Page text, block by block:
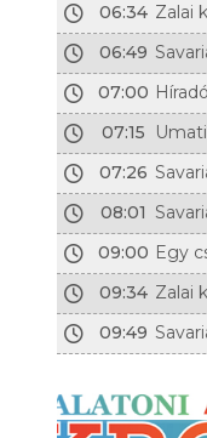
06:34 Zalai
06:49
07:00 Híradó
07:15
07:26
08:01
09:00 Egy
09:34 Zalai
09:49